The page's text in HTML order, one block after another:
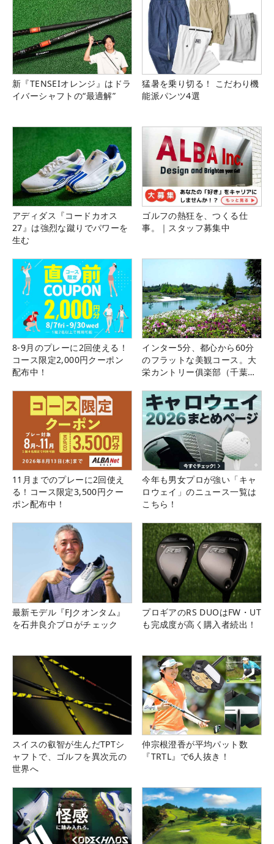
新『TENSEIオレンジ』はドラ
イバーシャフトの“最適解”
猛暑を乗り切る！ こだわり機
能派パンツ4選
アディダス『コードカオス
27』は強烈な蹴りでパワーを
生む
ゴルフの熱狂を、つくる仕
事。｜スタッフ募集中
8-9月のプレーに2回使える！
コース限定2,000円クーポン
配布中！
インター5分、都心から60分
のフラットな美観コース。大
栄カントリー俱楽部（千葉
11月までのプレーに2回使え
る！コース限定3,500円クー
ポン配布中！
今年も男女プロが強い「キャ
ロウェイ」のニュース一覧は
こちら！
最新モデル『FJクオンタム』
を石井良介プロがチェック
プロギアのRS DUOはFW・UT
も完成度が高く購入者続出！
スイスの叡智が生んだTPTシ
ャフトで、ゴルフを異次元の
世界へ
仲宗根澄香が平均パット数
『TRTL』で6人抜き！